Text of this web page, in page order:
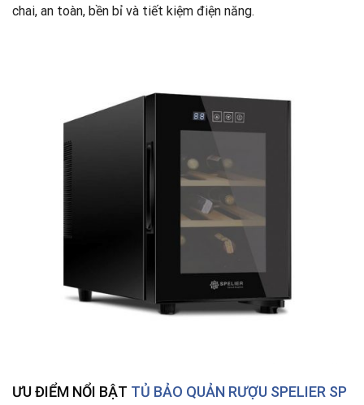
chai, an toàn, bền bỉ và tiết kiệm điện năng.
ƯU ĐIỂM NỔI BẬT TỦ BẢO QUẢN RƯỢU SPELIER SP